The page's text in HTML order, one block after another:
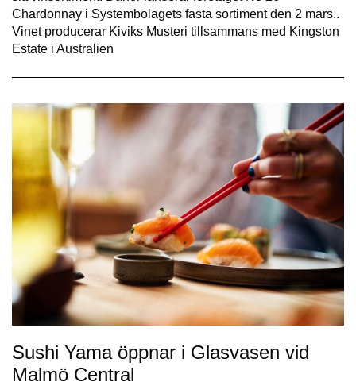
Chardonnay i Systembolagets fasta sortiment den 2 mars..
Vinet producerar Kiviks Musteri tillsammans med Kingston
Estate i Australien
Sushi Yama öppnar i Glasvasen vid
Malmö Central